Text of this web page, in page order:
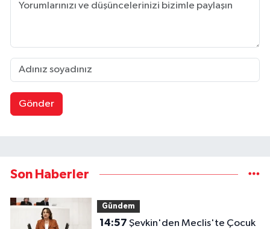
Gönder
Son Haberler
Gündem
14:57